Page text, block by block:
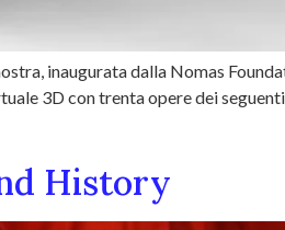
inaugurata dalla Nomas
3D con trenta opere dei
History